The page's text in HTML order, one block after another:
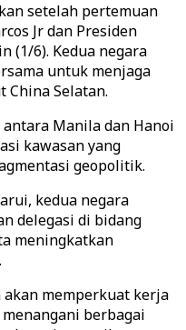
setelah pertemuan
Jr dan Presiden
(1/6). Kedua negara
untuk menjaga
China Selatan.
Manila dan Hanoi
kawasan yang
geopolitik.
kedua negara
delegasi di bidang
meningkatkan
memperkuat kerja
berbagai